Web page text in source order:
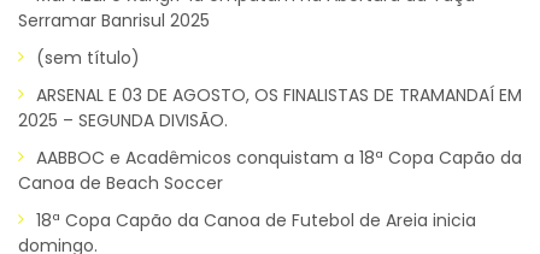
Serramar Banrisul 2025
(sem título)
ARSENAL E 03 DE AGOSTO, OS FINALISTAS DE TRAMANDAÍ EM
2025 – SEGUNDA DIVISÃO.
AABBOC e Acadêmicos conquistam a 18ª Copa Capão da
Canoa de Beach Soccer
18ª Copa Capão da Canoa de Futebol de Areia inicia
domingo.